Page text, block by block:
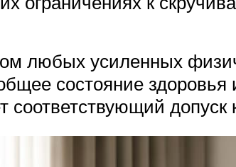
любых усиленных
состояние
соответствующий